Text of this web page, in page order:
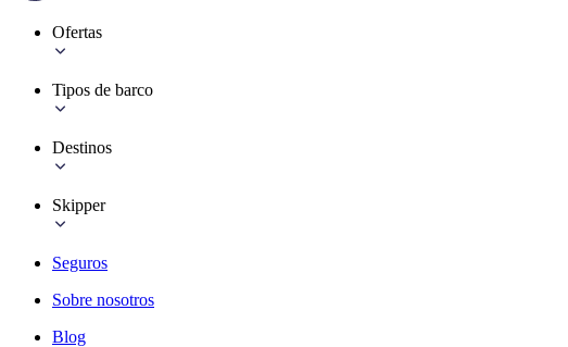
Ofertas
Tipos de barco
Destinos
Skipper
Seguros
Sobre nosotros
Blog